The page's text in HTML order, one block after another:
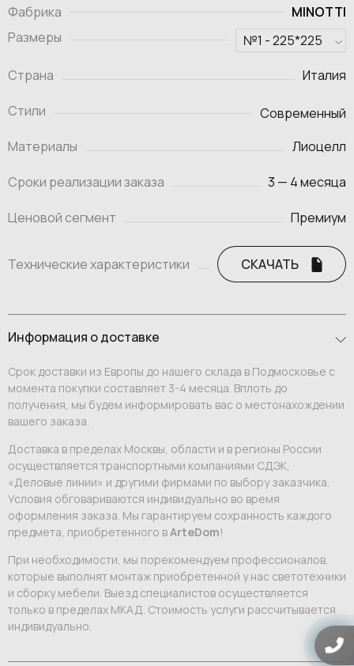
Фабрика
MINOTTI
Страна Италия
Стили
Современный
Материалы
Лиоцелл
Сроки реализации заказа 3 — 4 месяца
Ценовой сегмент Премиум
Технические характеристики СКАЧАТЬ
Размеры
Информация о доставке
Срок доставки из Европы до нашего склада в Подмосковье с
момента покупки составляет 3-4 месяца. Вплоть до
получения, мы будем информировать вас о местонахождении
вашего заказа.
Доставка в пределах Москвы, области и в регионы России
осуществляется транспортными компаниями СДЭК,
«Деловые линии» и другими фирмами по выбору заказчика.
Условия обговариваются индивидуально во время
оформления заказа. Мы гарантируем сохранность каждого
предмета, приобретенного вArteDom!
При необходимости, мы порекомендуем профессионалов,
которые выполнят монтаж приобретенной у нас светотехники
и сборку мебели. Выезд специалистов осуществляется
только в пределах МКАД. Стоимость услуги рассчитывается
индивидуально.